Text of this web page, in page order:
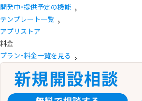
開発中・提供予定の機能
テンプレート一覧
アプリストア
料金
プラン・料金一覧を見る